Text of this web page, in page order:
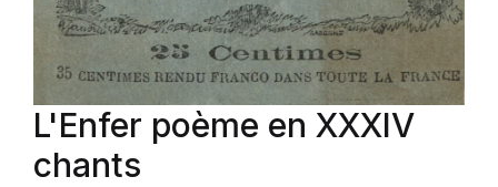
L'Enfer poème en XXXIV
chants